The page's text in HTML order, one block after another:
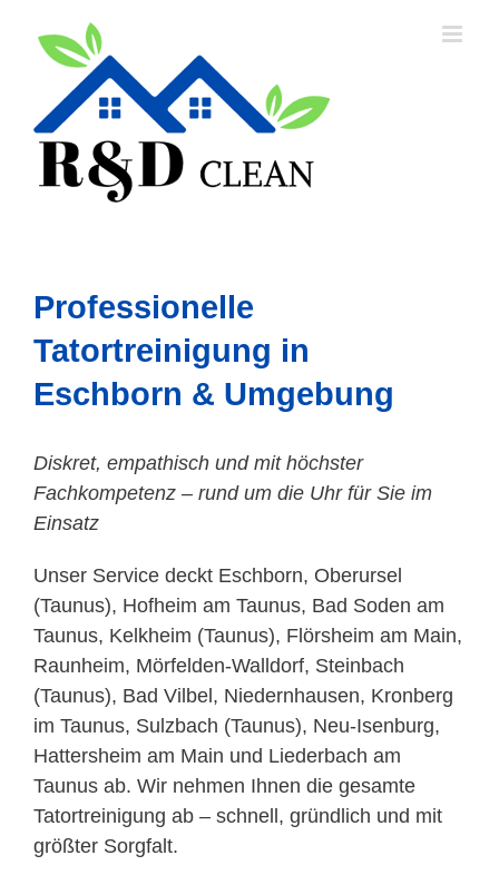
Professionelle
Tatortreinigung in
Eschborn & Umgebung
Diskret, empathisch und mit höchster
Fachkompetenz – rund um die Uhr für Sie im
Einsatz
Unser Service deckt Eschborn, Oberursel
(Taunus), Hofheim am Taunus, Bad Soden am
Taunus, Kelkheim (Taunus), Flörsheim am Main,
Raunheim, Mörfelden-Walldorf, Steinbach
(Taunus), Bad Vilbel, Niedernhausen, Kronberg
im Taunus, Sulzbach (Taunus), Neu-Isenburg,
Hattersheim am Main und Liederbach am
Taunus ab. Wir nehmen Ihnen die gesamte
Tatortreinigung ab – schnell, gründlich und mit
größter Sorgfalt.